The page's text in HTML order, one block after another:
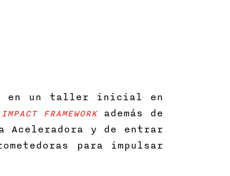
en un taller inicial en
FRAMEWORKademás de
Aceleradora y de entrar
para impulsar